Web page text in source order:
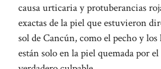
causa urticaria y protuberancias
exactas de la piel que estuvieron
sol de Cancún, como el pecho y
están solo en la piel quemada por